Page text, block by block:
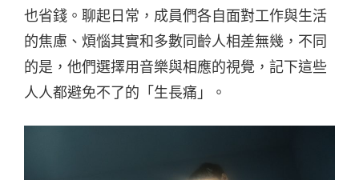
也省錢。聊起日常，成員們各自面對工作與生活
的焦慮、煩惱其實和多數同齡人相差無幾，不同
的是，他們選擇用音樂與相應的視覺，記下這些
人人都避免不了的「生長痛」。